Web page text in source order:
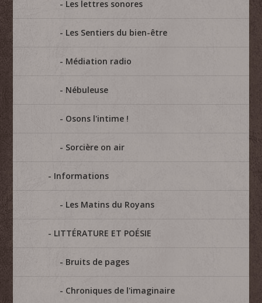
Les lettres sonores
Les Sentiers du bien-être
Médiation radio
Nébuleuse
Osons l'intime !
Sorcière on air
Informations
Les Matins du Royans
LITTÉRATURE ET POÉSIE
Bruits de pages
Chroniques de l'imaginaire